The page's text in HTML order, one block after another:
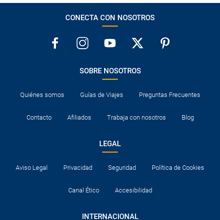
CONECTA CON NOSOTROS
SOBRE NOSOTROS
Quiénes somos Guías de Viajes Preguntas Frecuentes
Contacto Afiliados Trabaja con nosotros Blog
LEGAL
Aviso Legal Privacidad Seguridad Política de Cookies
Canal Ético Accesibilidad
INTERNACIONAL